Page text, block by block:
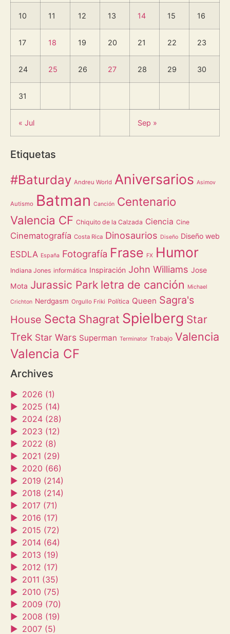
10 11 12 13 14 15 16
17 18 19 20 21 22 23
24 25 26 27 28 29 30
31
« Jul Sep »
Etiquetas
#Baturday Andreu World Aniversarios Asimov
Autismo Batman Canción Centenario
Valencia CF Chiquito de la Calzada Ciencia Cine
Cinematografía Costa Rica Dinosaurios Diseño Diseño web
ESDLA España Fotografía Frase FX Humor
Indiana Jones informática Inspiración John Williams Jose
Mota Jurassic Park letra de canción Michael
Crichton Nerdgasm Orgullo Friki Política Queen Sagra's
House Secta Shagrat Spielberg Star
Trek Star Wars Superman Terminator Trabajo Valencia
Valencia CF
Archives
► 2026 (1)
► 2025 (14)
► 2024 (28)
► 2023 (12)
► 2022 (8)
► 2021 (29)
► 2020 (66)
► 2019 (214)
► 2018 (214)
► 2017 (71)
► 2016 (17)
► 2015 (72)
► 2014 (64)
► 2013 (19)
► 2012 (17)
► 2011 (35)
► 2010 (75)
► 2009 (70)
► 2008 (19)
► 2007 (5)